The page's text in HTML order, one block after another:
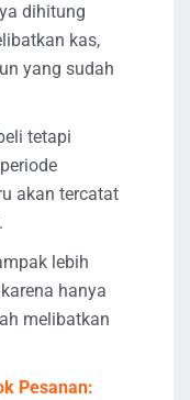
dihitung
kas,
yang sudah
tetapi
akan tercatat
lebih
hanya
melibatkan
Pesanan: